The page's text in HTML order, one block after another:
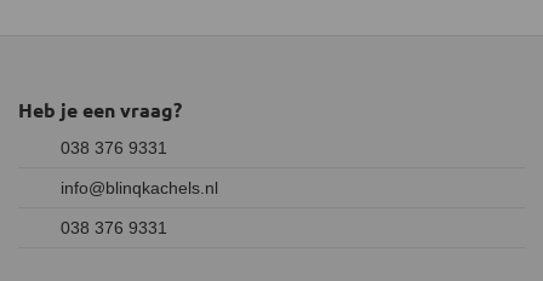
Heb je een vraag?
038 376 9331
info@blinqkachels.nl
038 376 9331